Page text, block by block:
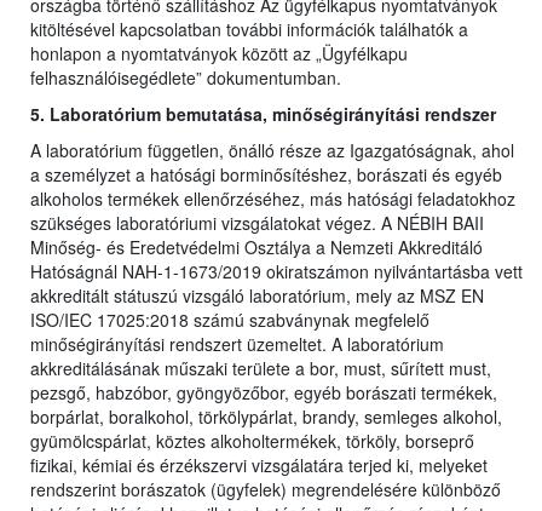
országba történő szállításhoz Az ügyfélkapus nyomtatványok
kitöltésével kapcsolatban további információk találhatók a
honlapon a nyomtatványok között az „Ügyfélkapu
felhasználóisegédlete” dokumentumban.
5. Laboratórium bemutatása, minőségirányítási rendszer
A laboratórium független, önálló része az Igazgatóságnak, ahol
a személyzet a hatósági borminősítéshez, borászati és egyéb
alkoholos termékek ellenőrzéséhez, más hatósági feladatokhoz
szükséges laboratóriumi vizsgálatokat végez. A NÉBIH BAII
Minőség- és Eredetvédelmi Osztálya a Nemzeti Akkreditáló
Hatóságnál NAH-1-1673/2019 okiratszámon nyilvántartásba vett
akkreditált státuszú vizsgáló laboratórium, mely az MSZ EN
ISO/IEC 17025:2018 számú szabványnak megfelelő
minőségirányítási rendszert üzemeltet. A laboratórium
akkreditálásának műszaki területe a bor, must, sűrített must,
pezsgő, habzóbor, gyöngyözőbor, egyéb borászati termékek,
borpárlat, boralkohol, törkölypárlat, brandy, semleges alkohol,
gyümölcspárlat, köztes alkoholtermékek, törköly, borseprő
fizikai, kémiai és érzékszervi vizsgálatára terjed ki, melyeket
rendszerint borászatok (ügyfelek) megrendelésére különböző